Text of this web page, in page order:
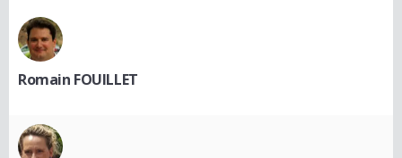
Romain FOUILLET